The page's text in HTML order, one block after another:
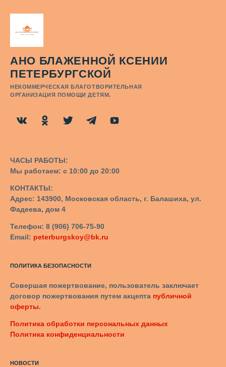
АНО БЛАЖЕННОЙ КСЕНИИ
ПЕТЕРБУРГСКОЙ
НЕКОММЕРЧЕСКАЯ БЛАГОТВОРИТЕЛЬНАЯ
ОРГАНИЗАЦИЯ ПОМОЩИ ДЕТЯМ.
ЧАСЫ РАБОТЫ:
Мы работаем: с 10:00 до 20:00
КОНТАКТЫ:
Адрес: 143900, Московская область, г. Балашиха, ул.
Фадеева, дом 4
Телефон: 8 (906) 706-75-90
Email: peterburgskoy@bk.ru
НОВОСТИ
ПОЛИТИКА БЕЗОПАСНОСТИ
Совершая пожертвование, пользователь заключает
договор пожертвования путем акцепта публичной
оферты.
Политика обработки персональных данных
Политика конфиденциальности